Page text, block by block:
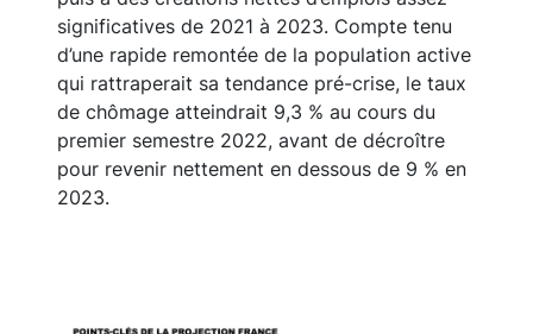
significatives de 2021 à 2023. Compte tenu
d’une rapide remontée de la population active
qui rattraperait sa tendance pré-crise, le taux
de chômage atteindrait 9,3 % au cours du
premier semestre 2022, avant de décroître
pour revenir nettement en dessous de 9 % en
2023.